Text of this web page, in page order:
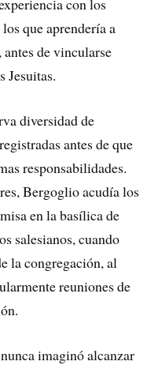
con los
que aprendería a
de vincularse
Jesuitas.
diversidad de
antes de que
responsabilidades.
Bergoglio acudía los
en la basílica de
salesianos, cuando
la congregación, al
reuniones de
imaginó alcanzar